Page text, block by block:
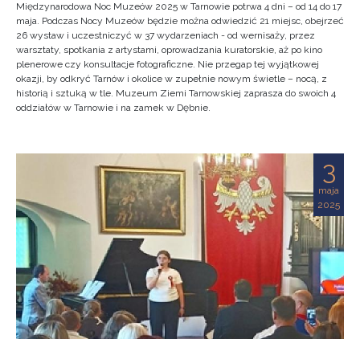
Międzynarodowa Noc Muzeów 2025 w Tarnowie potrwa 4 dni – od 14 do 17
maja. Podczas Nocy Muzeów będzie można odwiedzić 21 miejsc, obejrzeć
26 wystaw i uczestniczyć w 37 wydarzeniach - od wernisaży, przez
warsztaty, spotkania z artystami, oprowadzania kuratorskie, aż po kino
plenerowe czy konsultacje fotograficzne. Nie przegap tej wyjątkowej
okazji, by odkryć Tarnów i okolice w zupełnie nowym świetle – nocą, z
historią i sztuką w tle. Muzeum Ziemi Tarnowskiej zaprasza do swoich 4
oddziałów w Tarnowie i na zamek w Dębnie.
3
maja
2025